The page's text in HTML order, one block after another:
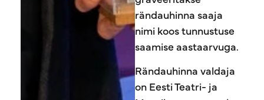
rändauhinna saaja
nimi koos tunnustuse
saamise aastaarvuga.
Rändauhinna valdaja
on Eesti Teatri- ja